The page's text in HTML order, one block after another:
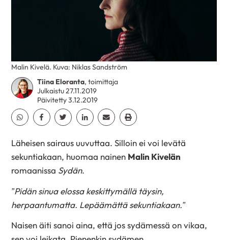
Tiina Eloranta, toimittaja
Julkaistu 27.11.2019
Päivitetty 3.12.2019
Jaa Whatsapp
Jaa Facebook
Jaa TwitterJaa Linkedin
Jaa EmailJaa Print
Malin Kivelä. Kuva: Niklas Sandström
Läheisen sairaus uuvuttaa. Silloin ei voi levätä
sekuntiakaan, huomaa nainen Malin Kivelän
romaanissa Sydän.
”Pidän sinua elossa keskittymällä täysin,
herpaantumatta. Lepäämättä sekuntiakaan.”
Naisen äiti sanoi aina, että jos sydämessä on vikaa,